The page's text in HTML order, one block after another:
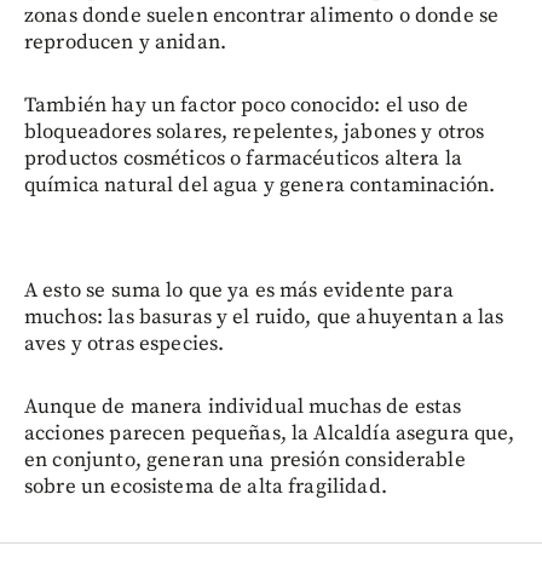
zonas donde suelen encontrar alimento o donde se
reproducen y anidan.
También hay un factor poco conocido: el uso de
bloqueadores solares, repelentes, jabones y otros
productos cosméticos o farmacéuticos altera la
química natural del agua y genera contaminación.
A esto se suma lo que ya es más evidente para
muchos: las basuras y el ruido, que ahuyentan a las
aves y otras especies.
Aunque de manera individual muchas de estas
acciones parecen pequeñas, la Alcaldía asegura que,
en conjunto, generan una presión considerable
sobre un ecosistema de alta fragilidad.